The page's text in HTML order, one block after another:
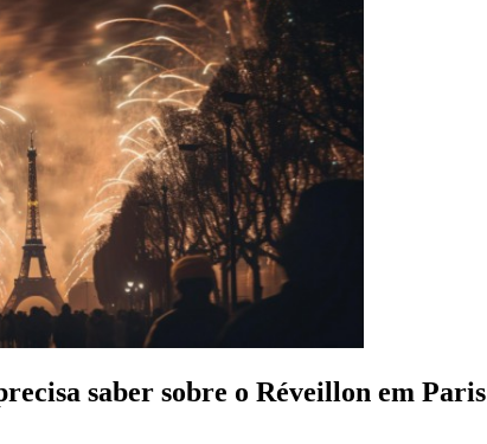
saber sobre o Réveillon em Paris